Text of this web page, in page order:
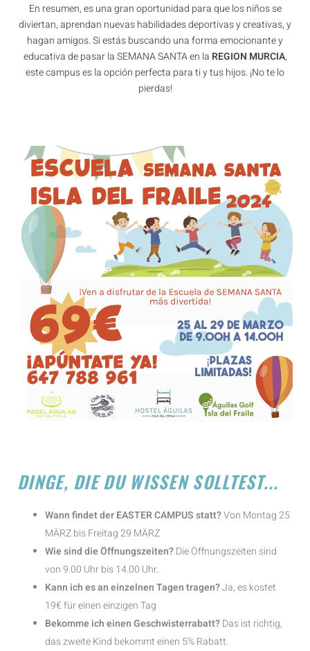
En resumen, es una gran oportunidad para que los niños se
diviertan, aprendan nuevas habilidades deportivas y creativas, y
hagan amigos. Si estás buscando una forma emocionante y
educativa de pasar la SEMANA SANTA en la REGION MURCIA,
este campus es la opción perfecta para ti y tus hijos. ¡No te lo
pierdas!
DINGE, DIE DU WISSEN SOLLTEST...
Wann findet der EASTER CAMPUS statt?Von Montag 25
MÄRZ bis Freitag 29 MÄRZ
Wie sind die Öffnungszeiten?Die Öffnungszeiten sind
von 9.00 Uhr bis 14.00 Uhr.
Kann ich es an einzelnen Tagen tragen?Ja, es kostet
19€ für einen einzigen Tag
Bekomme ich einen Geschwisterrabatt?Das ist richtig,
das zweite Kind bekommt einen 5% Rabatt.